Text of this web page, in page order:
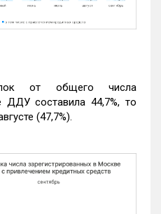
от общего числа
ДДУ составила 44,7%, то
(47,7%).